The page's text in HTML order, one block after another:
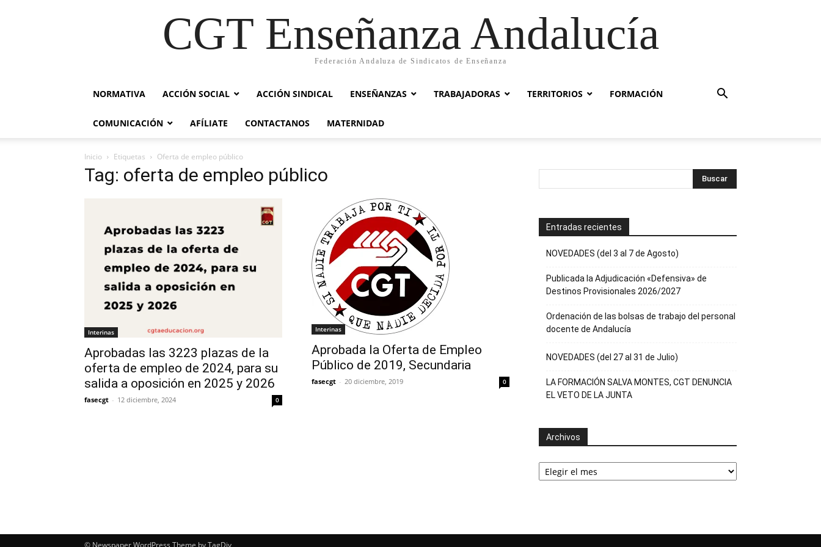
CGT Enseñanza Andalucía
Federación Andaluza de Sindicatos de Enseñanza
NORMATIVA ACCIÓN SOCIAL ACCIÓN SINDICAL ENSEÑANZAS TRABAJADORAS TERRITORIOS FORMACIÓN
COMUNICACIÓN AFÍLIATE CONTACTANOS MATERNIDAD
Inicio Etiquetas Oferta de empleo público
Tag: oferta de empleo público
Interinas
Aprobadas las 3223 plazas de la
oferta de empleo de 2024, para su
salida a oposición en 2025 y 2026
fasecgt - 12 diciembre, 2024 0
Interinas
Aprobada la Oferta de Empleo
Público de 2019, Secundaria
fasecgt - 20 diciembre, 2019 0
Entradas recientes
NOVEDADES (del 3 al 7 de Agosto)
Publicada la Adjudicación «Defensiva» de
Destinos Provisionales 2026/2027
Ordenación de las bolsas de trabajo del personal
docente de Andalucía
NOVEDADES (del 27 al 31 de Julio)
LA FORMACIÓN SALVA MONTES, CGT DENUNCIA
EL VETO DE LA JUNTA
Archivos
Archivos
© Newspaper WordPress Theme by TagDiv